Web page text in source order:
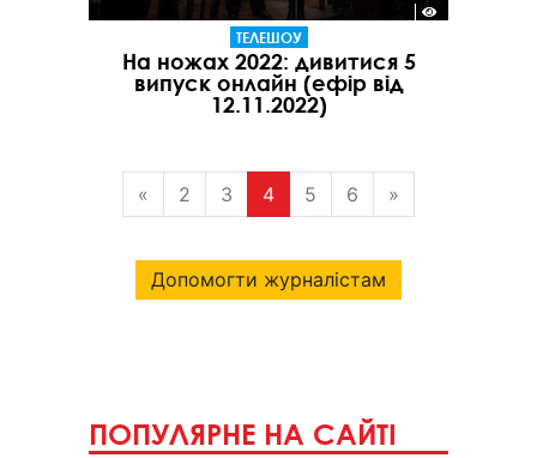
ТЕЛЕШОУ
На ножах 2022: дивитися 5
випуск онлайн (ефір від
12.11.2022)
« 2 3 4 5 6 »
Допомогти журналістам
ПОПУЛЯРНЕ НА САЙТІ